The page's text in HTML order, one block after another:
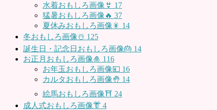
水着おもしろ画像👙 17
猛暑おもしろ画像🔥 37
夏休みおもしろ画像🎇 14
冬おもしろ画像☃️ 125
誕生日・記念日おもしろ画像🎂 14
お正月おもしろ画像🎍 116
お年玉おもしろ画像💴 16
カルタおもしろ画像🤚 14
絵馬おもしろ画像⛩ 24
成人式おもしろ画像👘 4